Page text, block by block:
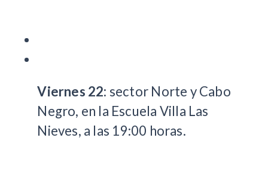
Viernes 22: sector Norte y Cabo
Negro, en la Escuela Villa Las
Nieves, a las 19:00 horas.